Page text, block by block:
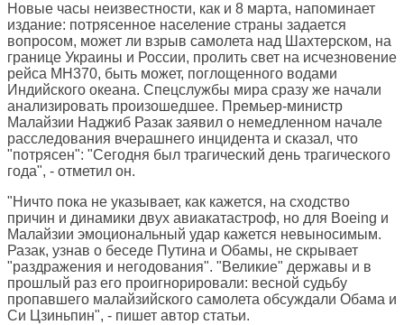
Новые часы неизвестности, как и 8 марта, напоминает
издание: потрясенное население страны задается
вопросом, может ли взрыв самолета над Шахтерском, на
границе Украины и России, пролить свет на исчезновение
рейса MH370, быть может, поглощенного водами
Индийского океана. Спецслужбы мира сразу же начали
анализировать произошедшее. Премьер-министр
Малайзии Наджиб Разак заявил о немедленном начале
расследования вчерашнего инцидента и сказал, что
"потрясен": "Сегодня был трагический день трагического
года", - отметил он.
"Ничто пока не указывает, как кажется, на сходство
причин и динамики двух авиакатастроф, но для Boeing и
Малайзии эмоциональный удар кажется невыносимым.
Разак, узнав о беседе Путина и Обамы, не скрывает
"раздражения и негодования". "Великие" державы и в
прошлый раз его проигнорировали: весной судьбу
пропавшего малайзийского самолета обсуждали Обама и
Си Цзиньпин", - пишет автор статьи.